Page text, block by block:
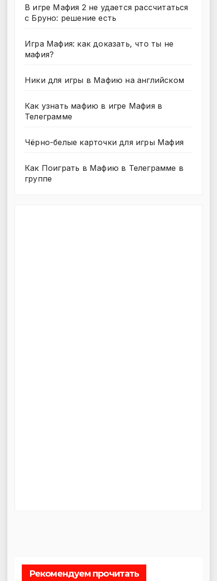
В игре Мафия 2 не удается рассчитаться
с Бруно: решение есть
Игра Мафия: как доказать, что ты не
мафия?
Ники для игры в Мафию на английском
Как узнать мафию в игре Мафия в
Телеграмме
Чёрно-белые карточки для игры Мафия
Как Поиграть в Мафию в Телеграмме в
группе
Рекомендуем прочитать